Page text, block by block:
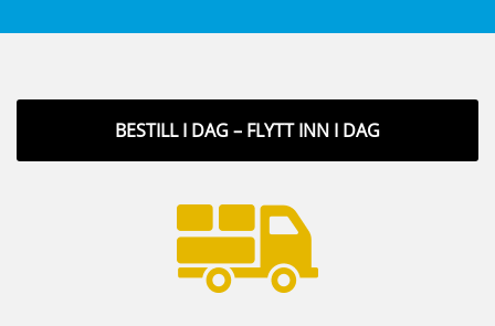
BESTILL I DAG – FLYTT INN I DAG